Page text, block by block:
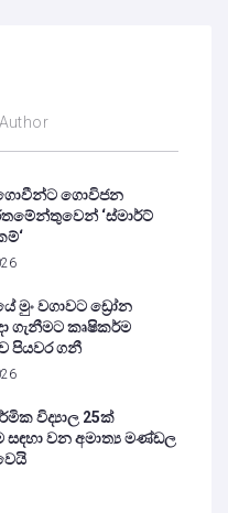
ගොවිජන
‘ස්මාර්ට්
වගාවට ඩ්‍රෝන
ගැනීමට කෘෂිකර්ම
පියවර ගනී
විද්‍යාල 25ක්
සඳහා වන අමාත්‍ය මණ්ඩල